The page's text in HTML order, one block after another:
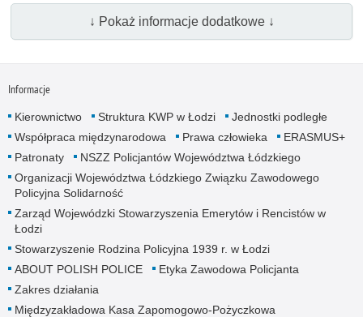
↓ Pokaż informacje dodatkowe ↓
Informacje
Kierownictwo Struktura KWP w Łodzi
Jednostki podległe
Współpraca międzynarodowa
Prawa człowieka
ERASMUS+
Patronaty
NSZZ Policjantów Województwa Łódzkiego
Organizacji Województwa Łódzkiego Związku Zawodowego
Policyjna Solidarność
Zarząd Wojewódzki Stowarzyszenia Emerytów i Rencistów w
Łodzi
Stowarzyszenie Rodzina Policyjna 1939 r. w Łodzi
ABOUT POLISH POLICE
Etyka Zawodowa Policjanta
Zakres działania
Międzyzakładowa Kasa Zapomogowo-Pożyczkowa